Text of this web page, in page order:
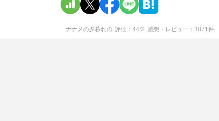
ナナメの夕暮れの 評価 44％ 感想・レビュー 1871件